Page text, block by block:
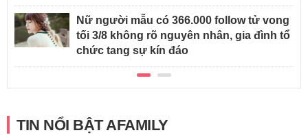
Nữ người mẫu có 366.000 follow tử vong
tối 3/8 không rõ nguyên nhân, gia đình tổ
chức tang sự kín đáo
TIN NỔI BẬT AFAMILY